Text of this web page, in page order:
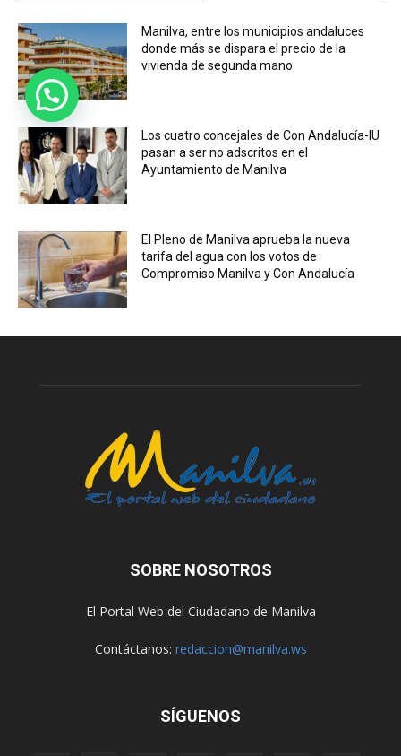
Manilva, entre los municipios andaluces
donde más se dispara el precio de la
vivienda de segunda mano
Los cuatro concejales de Con Andalucía-IU
pasan a ser no adscritos en el
Ayuntamiento de Manilva
El Pleno de Manilva aprueba la nueva
tarifa del agua con los votos de
Compromiso Manilva y Con Andalucía
SOBRE NOSOTROS
El Portal Web del Ciudadano de Manilva
Contáctanos: redaccion@manilva.ws
SÍGUENOS